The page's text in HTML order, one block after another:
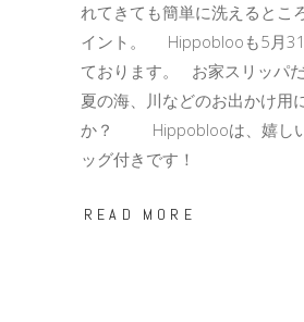
れてきても簡単に洗えるとこ
イント。 Hippoblooも5月31
ております。 お家スリッパだ
夏の海、川などのお出かけ用
か？ Hippoblooは、嬉し
ッグ付きです！
READ MORE